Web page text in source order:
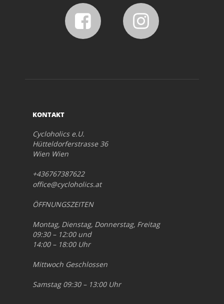
KONTAKT
Cycloholics e.U.
Hütteldorferstrasse 36
Wien Wien
+436767387622
office@cycloholics.at
ÖFFNUNGSZEITEN
Montag, Dienstag, Donnerstag, Freitag
09:30 – 12:00 und
14:00 – 18:00 Uhr
Mittwoch Geschlossen
Samstag 09:30 – 13:00 Uhr